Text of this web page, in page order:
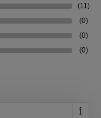
(11)
(0)
(0)
(0)